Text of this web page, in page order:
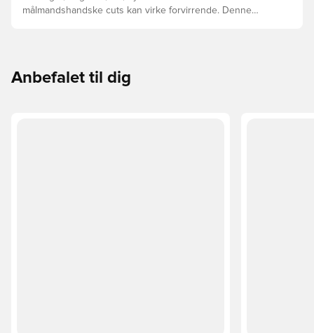
målmandshandske cuts kan virke forvirrende. Denne
Anbefalet til dig